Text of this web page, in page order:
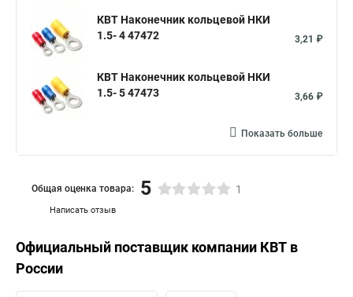
КВТ Наконечник кольцевой НКИ
1.5- 4 47472
3,21 ₽
КВТ Наконечник кольцевой НКИ
1.5- 5 47473
3,66 ₽
Показать больше
Написать отзыв
Общая оценка товара: 5 1
Официальный поставщик компании КВТ в
России